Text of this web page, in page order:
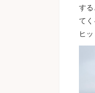
す
てく
ヒ